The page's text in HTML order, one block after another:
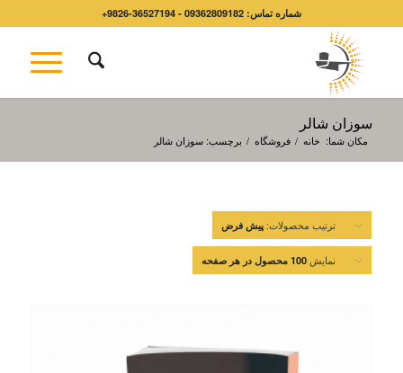
شماره تماس: 09362809182 - 36527194-9826+
سوزان شالر
مکان شما: خانه / فروشگاه / برچسب: سوزان شالر
ترتیب محصولات: پیش فرض
نمایش 100 محصول در هر صفحه